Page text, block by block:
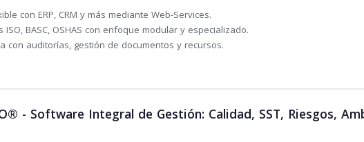
con ERP, CRM y más mediante Web-Services.
ISO, BASC, OSHAS con enfoque modular y especializado.
con auditorías, gestión de documentos y recursos.
- Software Integral de Gestión: Calidad, SST, Riesgos,